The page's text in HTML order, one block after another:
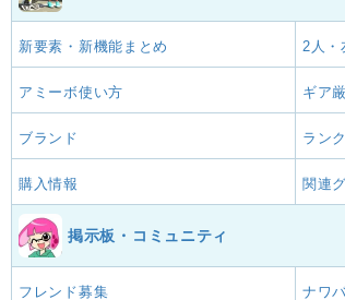
新要素・新機能まとめ 2人・
アミーボ使い方 ギア
ブランド ラン
購入情報 関連
掲示板・コミュニティ
フレンド募集 ナワ